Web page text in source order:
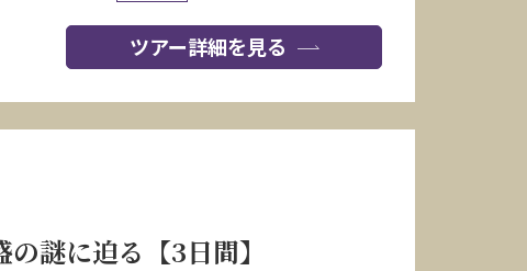
ツアー詳細を見る
謎に迫る【3日間】